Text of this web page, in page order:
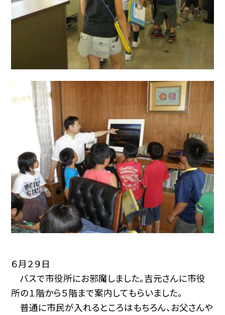
６月２９日
バスで市役所にお邪魔しました。吉元さんに市役
所の１階から５階まで案内してもらいました。
普通に市民が入れるところはもちろん、お父さんや